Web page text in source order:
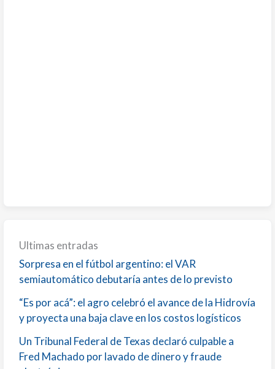
Ultimas entradas
Sorpresa en el fútbol argentino: el VAR
semiautomático debutaría antes de lo previsto
“Es por acá”: el agro celebró el avance de la Hidrovía
y proyecta una baja clave en los costos logísticos
Un Tribunal Federal de Texas declaró culpable a
Fred Machado por lavado de dinero y fraude